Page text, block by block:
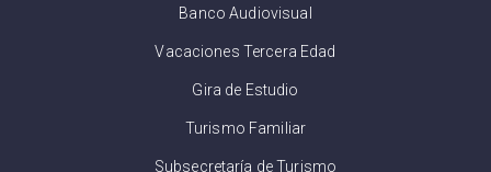
Banco Audiovisual
Vacaciones Tercera Edad
Gira de Estudio
Turismo Familiar
Subsecretaría de Turismo